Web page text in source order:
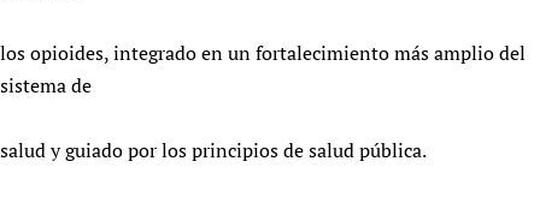
los opioides, integrado en un fortalecimiento más amplio del
sistema de
salud y guiado por los principios de salud pública.